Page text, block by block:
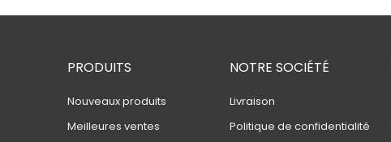
PRODUITS
Nouveaux produits
Meilleures ventes
NOTRE SOCIÉTÉ
Livraison
Politique de confidentialité